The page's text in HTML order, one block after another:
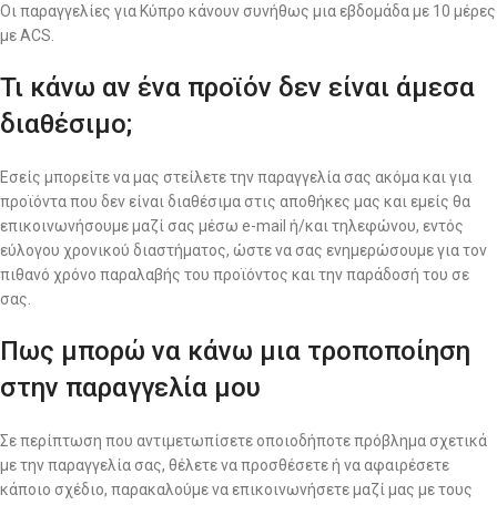
Οι παραγγελίες για Κύπρο κάνουν συνήθως μια εβδομάδα με 10 μέρες
με ACS.
Τι κάνω αν ένα προϊόν δεν είναι άμεσα
διαθέσιμο;
Εσείς μπορείτε να μας στείλετε την παραγγελία σας ακόμα και για
προϊόντα που δεν είναι διαθέσιμα στις αποθήκες μας και εμείς θα
επικοινωνήσουμε μαζί σας μέσω e-mail ή/και τηλεφώνου, εντός
εύλογου χρονικού διαστήματος, ώστε να σας ενημερώσουμε για τον
πιθανό χρόνο παραλαβής του προϊόντος και την παράδοσή του σε
σας.
Πως μπορώ να κάνω μια τροποποίηση
στην παραγγελία μου
Σε περίπτωση που αντιμετωπίσετε οποιοδήποτε πρόβλημα σχετικά
με την παραγγελία σας, θέλετε να προσθέσετε ή να αφαιρέσετε
κάποιο σχέδιο, παρακαλούμε να επικοινωνήσετε μαζί μας με τους